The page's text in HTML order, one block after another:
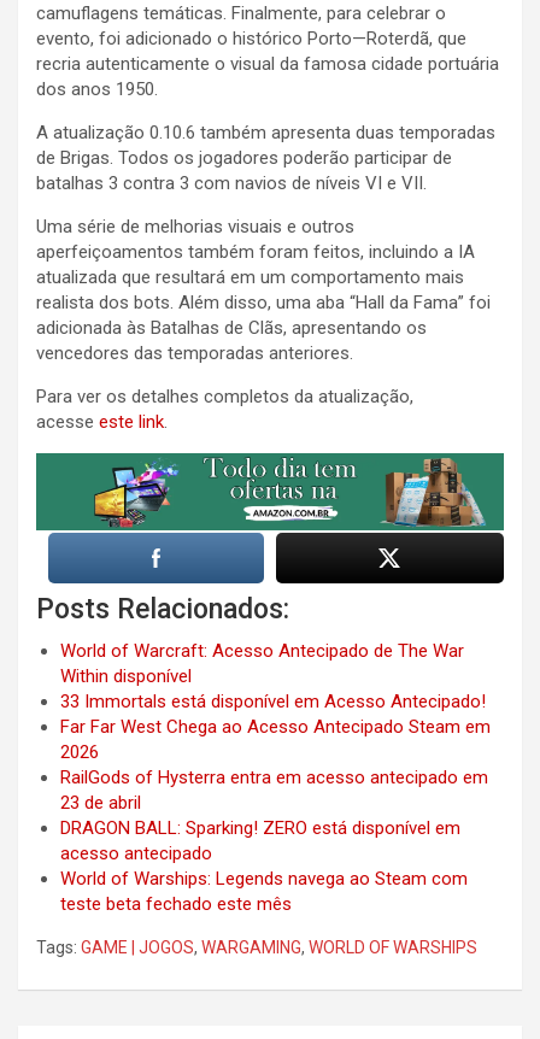
camuflagens temáticas. Finalmente, para celebrar o
evento, foi adicionado o histórico Porto—Roterdã, que
recria autenticamente o visual da famosa cidade portuária
dos anos 1950.
A atualização 0.10.6 também apresenta duas temporadas
de Brigas. Todos os jogadores poderão participar de
batalhas 3 contra 3 com navios de níveis VI e VII.
Uma série de melhorias visuais e outros
aperfeiçoamentos também foram feitos, incluindo a IA
atualizada que resultará em um comportamento mais
realista dos bots. Além disso, uma aba “Hall da Fama” foi
adicionada às Batalhas de Clãs, apresentando os
vencedores das temporadas anteriores.
Para ver os detalhes completos da atualização,
acesse este link
Posts Relacionados:
World of Warcraft: Acesso Antecipado de The War
Within disponível
33 Immortals está disponível em Acesso Antecipado!
Far Far West Chega ao Acesso Antecipado Steam em
2026
RailGods of Hysterra entra em acesso antecipado em
23 de abril
DRAGON BALL: Sparking! ZERO está disponível em
acesso antecipado
World of Warships: Legends navega ao Steam com
teste beta fechado este mês
Tags: GAME | JOGOS, WARGAMING, WORLD OF WARSHIPS